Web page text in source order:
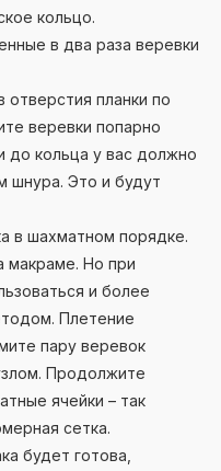
кольцо.
в два раза веревки
планки по
веревки попарно
до кольца у вас должно
шнура. Это и будут
в шахматном порядке.
макраме. Но при
и более
Плетение
пару веревок
Продолжите
ячейки – так
сетка.
будет готова,